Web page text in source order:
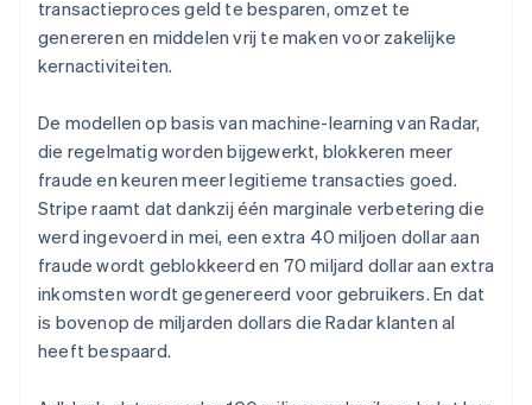
transactieproces geld te besparen, omzet te
genereren en middelen vrij te maken voor zakelijke
kernactiviteiten.
De modellen op basis van machine-learning van Radar,
die regelmatig worden bijgewerkt, blokkeren meer
fraude en keuren meer legitieme transacties goed.
Stripe raamt dat dankzij één marginale verbetering die
werd ingevoerd in mei, een extra 40 miljoen dollar aan
fraude wordt geblokkeerd en 70 miljard dollar aan extra
inkomsten wordt gegenereerd voor gebruikers. En dat
is bovenop de miljarden dollars die Radar klanten al
heeft bespaard.
FrançaisDeutsch English
Maleisië
English 简体中文
English
Mexico
EspañolEnglish
Nederland
NederlandsEnglish
Nieuw-Zeeland
English
Noorwegen
English
Oostenrijk
Deutsch English